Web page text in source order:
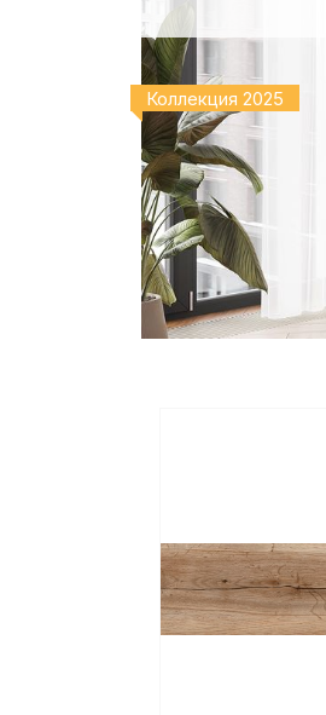
Коллекция 2025